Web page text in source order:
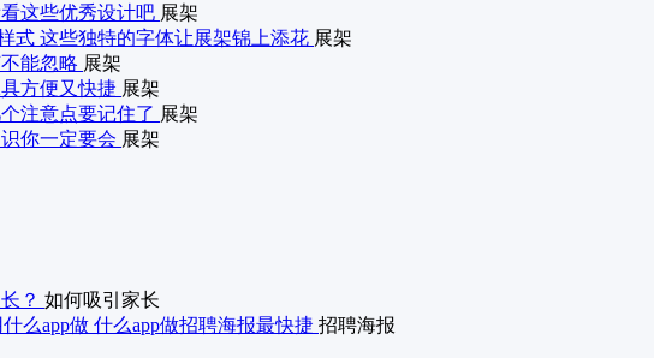
这些优秀设计吧 展架
式 这些独特的字体让展架锦上添花 展架
能忽略 展架
方便又快捷 展架
注意点要记住了 展架
你一定要会 展架
？ 如何吸引家长
么app做 什么app做招聘海报最快捷 招聘海报